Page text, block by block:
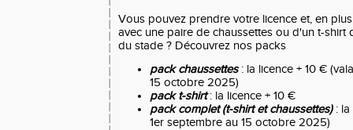
Vous pouvez prendre votre licence et, en
avec une paire de chaussettes ou d'un t-shirt
du stade ? Découvrez nos packs
pack chaussettes: la licence + 10 €
15 octobre 2025)
pack t-shirt: la licence + 10 €
pack complet (t-shirt et chaussettes): la
1er septembre au 15 octobre 2025)